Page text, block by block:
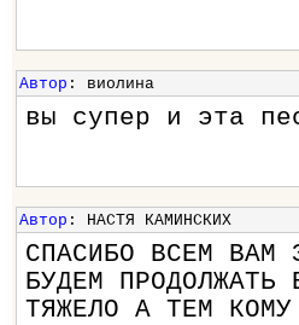
Автор : виолина
вы супер и эта
Автор : НАСТЯ КАМИНСКИХ
СПАСИБО ВСЕМ ВАМ
БУДЕМ
ТЯЖЕЛО А ТЕМ КОМУ